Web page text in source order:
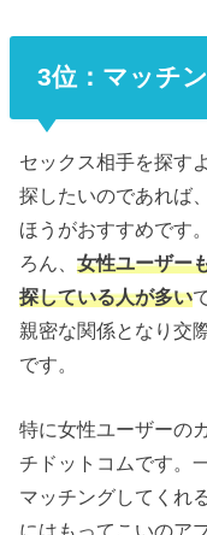
3位：マッチ
セックス相手を探す
探したいのであれば
ほうがおすすめです
ろん、女性ユーザー
探している人が多い
親密な関係となり交
です。
特に女性ユーザーの
チドットコムです。
マッチングしてくれ
にはもってこいのア